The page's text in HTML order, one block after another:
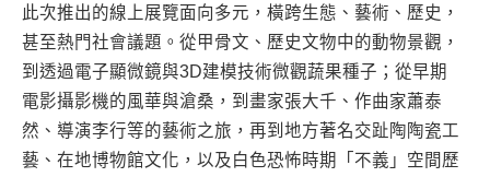
此次推出的線上展覽面向多元，橫跨生態、藝術、歷史，
甚至熱門社會議題。從甲骨文、歷史文物中的動物景觀，
到透過電子顯微鏡與3D建模技術微觀蔬果種子；從早期
電影攝影機的風華與滄桑，到畫家張大千、作曲家蕭泰
然、導演李行等的藝術之旅，再到地方著名交趾陶陶瓷工
藝、在地博物館文化，以及白色恐怖時期「不義」空間歷